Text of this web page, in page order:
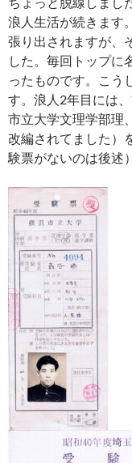
浪人生活が続きます
張り出されますが、
した。毎回トップに
ったものです。こう
す。浪人2年目には
市立大学文理学部理
改編されてました）
験票がないのは後述